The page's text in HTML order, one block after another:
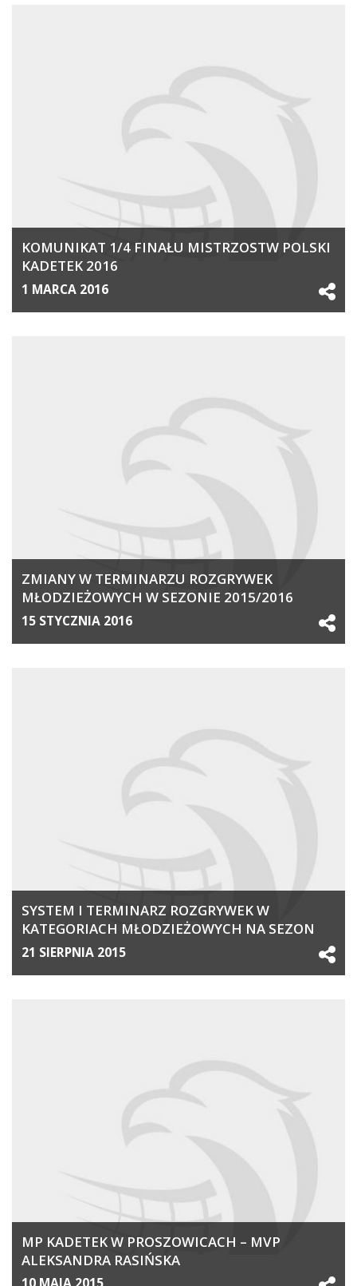
KOMUNIKAT 1/4 FINAŁU MISTRZOSTW POLSKI
KADETEK 2016
1 MARCA 2016
ZMIANY W TERMINARZU ROZGRYWEK
MŁODZIEŻOWYCH W SEZONIE 2015/2016
15 STYCZNIA 2016
SYSTEM I TERMINARZ ROZGRYWEK W
KATEGORIACH MŁODZIEŻOWYCH NA SEZON
2015/2016
21 SIERPNIA 2015
MP KADETEK W PROSZOWICACH – MVP
ALEKSANDRA RASIŃSKA